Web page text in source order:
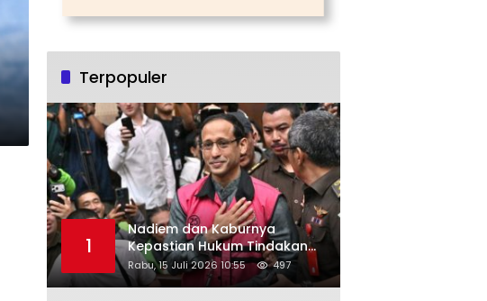
Terpopuler
1
Nadiem dan Kaburnya
Kepastian Hukum Tindakan
Pejabat Publik
Rabu, 15 Juli 2026 10:55 497